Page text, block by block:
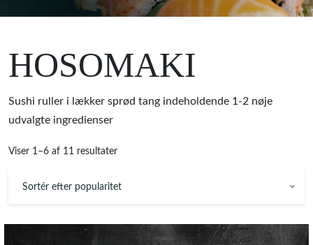
HOSOMAKI
Sushi ruller i lækker sprød tang indeholdende 1-2 nøje
udvalgte ingredienser
Viser 1–6 af 11 resultater
Sortér efter popularitet